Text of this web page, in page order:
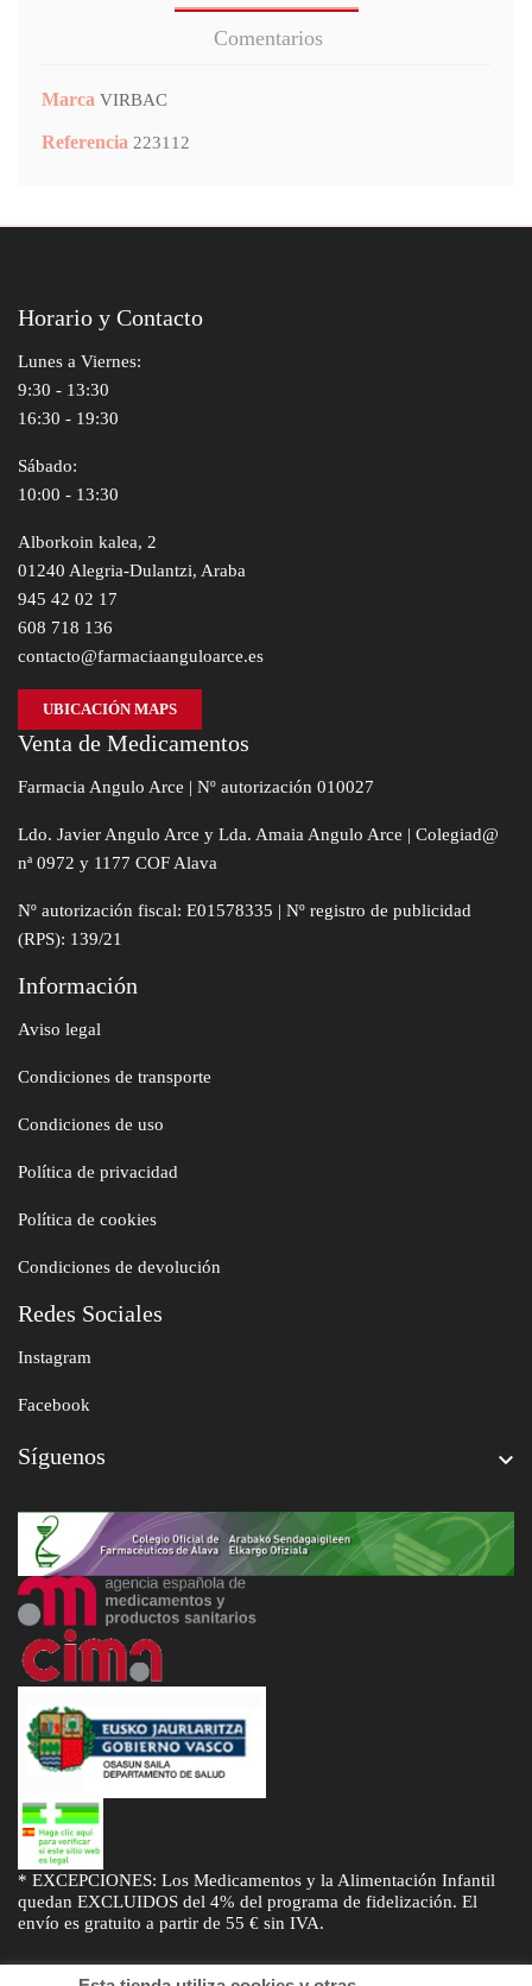
Comentarios
Marca VIRBAC
Referencia 223112
Horario y Contacto
Lunes a Viernes:
9:30 - 13:30
16:30 - 19:30
Sábado:
10:00 - 13:30
Alborkoin kalea, 2
01240 Alegria-Dulantzi, Araba
945 42 02 17
608 718 136
contacto@farmaciaanguloarce.es
UBICACIÓN MAPS
Venta de Medicamentos
Farmacia Angulo Arce | Nº autorización 010027
Ldo. Javier Angulo Arce y Lda. Amaia Angulo Arce | Colegiad@
nª 0972 y 1177 COF Alava
Nº autorización fiscal: E01578335 | Nº registro de publicidad
(RPS): 139/21
Información
Aviso legal
Condiciones de transporte
Condiciones de uso
Política de privacidad
Política de cookies
Condiciones de devolución
Redes Sociales
Instagram
Facebook
Síguenos 
* EXCEPCIONES: Los Medicamentos y la Alimentación Infantil
quedan EXCLUIDOS del 4% del programa de fidelización. El
envío es gratuito a partir de 55 € sin IVA.